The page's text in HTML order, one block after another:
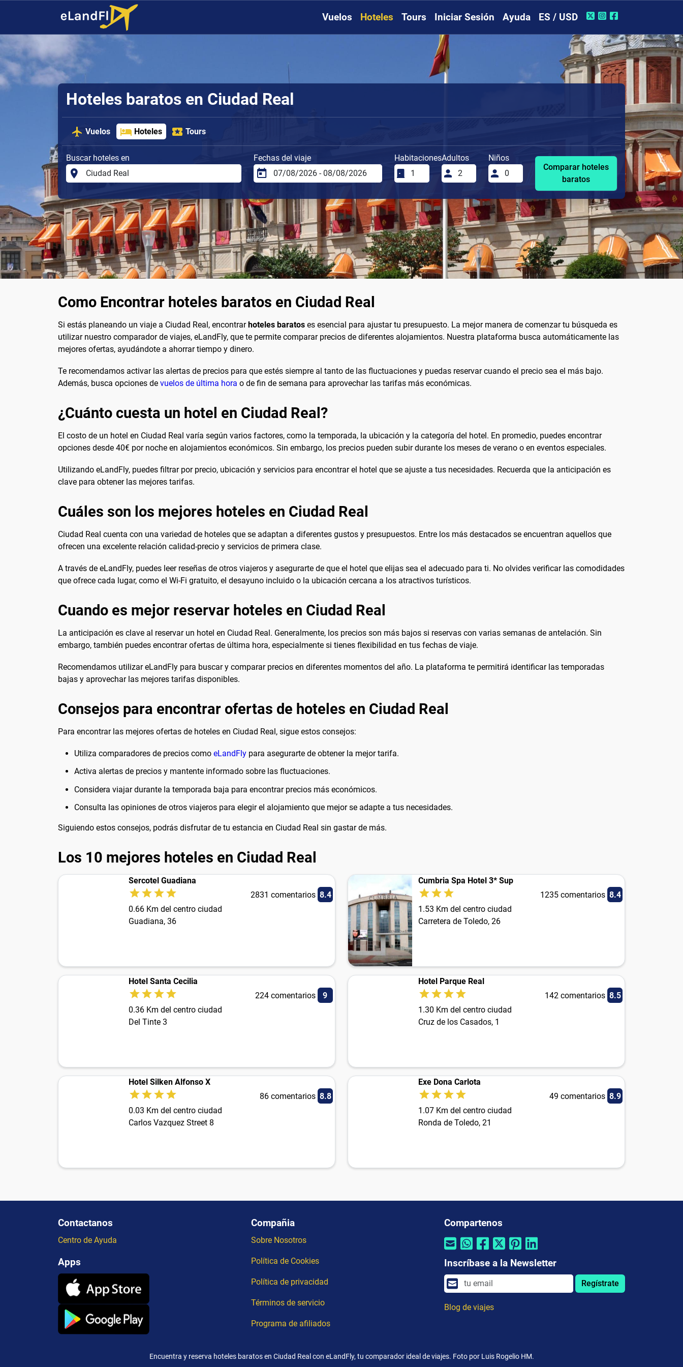
Vuelos Hoteles Tours Iniciar Sesión Ayuda ES / USD
Hoteles baratos en Ciudad Real
Vuelos Hoteles Tours
Buscar hoteles en Fechas del viaje HabitacionesAdultos
Niños
Comparar hoteles
baratos
Como Encontrar hoteles baratos en Ciudad Real
Si estás planeando un viaje a Ciudad Real, encontrar hoteles baratos es esencial para ajustar tu presupuesto. La mejor manera de comenzar tu búsqueda es
utilizar nuestro comparador de viajes, eLandFly, que te permite comparar precios de diferentes alojamientos. Nuestra plataforma busca automáticamente las
mejores ofertas, ayudándote a ahorrar tiempo y dinero.
Te recomendamos activar las alertas de precios para que estés siempre al tanto de las fluctuaciones y puedas reservar cuando el precio sea el más bajo.
Además, busca opciones de vuelos de última hora o de fin de semana para aprovechar las tarifas más económicas.
¿Cuánto cuesta un hotel en Ciudad Real?
El costo de un hotel en Ciudad Real varía según varios factores, como la temporada, la ubicación y la categoría del hotel. En promedio, puedes encontrar
opciones desde 40€ por noche en alojamientos económicos. Sin embargo, los precios pueden subir durante los meses de verano o en eventos especiales.
Utilizando eLandFly, puedes filtrar por precio, ubicación y servicios para encontrar el hotel que se ajuste a tus necesidades. Recuerda que la anticipación es
clave para obtener las mejores tarifas.
Cuáles son los mejores hoteles en Ciudad Real
Ciudad Real cuenta con una variedad de hoteles que se adaptan a diferentes gustos y presupuestos. Entre los más destacados se encuentran aquellos que
ofrecen una excelente relación calidad-precio y servicios de primera clase.
A través de eLandFly, puedes leer reseñas de otros viajeros y asegurarte de que el hotel que elijas sea el adecuado para ti. No olvides verificar las comodidades
que ofrece cada lugar, como el Wi-Fi gratuito, el desayuno incluido o la ubicación cercana a los atractivos turísticos.
Cuando es mejor reservar hoteles en Ciudad Real
La anticipación es clave al reservar un hotel en Ciudad Real. Generalmente, los precios son más bajos si reservas con varias semanas de antelación. Sin
embargo, también puedes encontrar ofertas de última hora, especialmente si tienes flexibilidad en tus fechas de viaje.
Recomendamos utilizar eLandFly para buscar y comparar precios en diferentes momentos del año. La plataforma te permitirá identificar las temporadas
bajas y aprovechar las mejores tarifas disponibles.
Consejos para encontrar ofertas de hoteles en Ciudad Real
Para encontrar las mejores ofertas de hoteles en Ciudad Real, sigue estos consejos:
Utiliza comparadores de precios como eLandFly para asegurarte de obtener la mejor tarifa.
Activa alertas de precios y mantente informado sobre las fluctuaciones.
Considera viajar durante la temporada baja para encontrar precios más económicos.
Consulta las opiniones de otros viajeros para elegir el alojamiento que mejor se adapte a tus necesidades.
Siguiendo estos consejos, podrás disfrutar de tu estancia en Ciudad Real sin gastar de más.
Los 10 mejores hoteles en Ciudad Real
Sercotel Guadiana
2831 comentarios 8.4
0.66 Km del centro ciudad
Guadiana, 36
Cumbria Spa Hotel 3* Sup
1235 comentarios 8.4
1.53 Km del centro ciudad
Carretera de Toledo, 26
Hotel Santa Cecilia
224 comentarios
9
0.36 Km del centro ciudad
Del Tinte 3
Hotel Parque Real
142 comentarios 8.5
1.30 Km del centro ciudad
Cruz de los Casados, 1
Hotel Silken Alfonso X
86 comentarios 8.8
0.03 Km del centro ciudad
Carlos Vazquez Street 8
Exe Dona Carlota
49 comentarios 8.9
1.07 Km del centro ciudad
Ronda de Toledo, 21
Contactanos
Centro de Ayuda
Apps
Compañia
Sobre Nosotros
Política de Cookies
Política de privacidad
Términos de servicio
Programa de afiliados
Compartenos
Inscríbase a la Newsletter
Regístrate
Blog de viajes
Encuentra y reserva hoteles baratos en Ciudad Real con eLandFly, tu comparador ideal de viajes. Foto por Luis Rogelio HM.